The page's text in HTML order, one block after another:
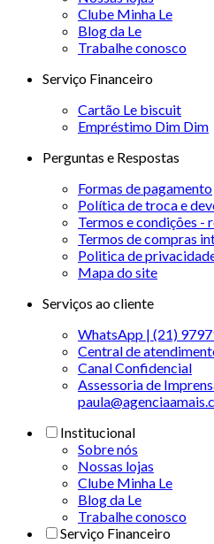
Clube Minha Le
Blog da Le
Trabalhe conosco
Serviço Financeiro
Cartão Le biscuit
Empréstimo Dim Dim
Perguntas e Respostas
Formas de pagamento
Política de troca e
Termos e condições -
Termos de compras
Politica de
Mapa do site
Serviços ao cliente
WhatsApp | (21)
Central de
Canal Confidencial
Assessoria de
Institucional
Sobre nós
Nossas lojas
Clube Minha Le
Blog da Le
Trabalhe conosco
Serviço Financeiro